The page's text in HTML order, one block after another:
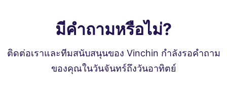
มีคำถามหรือไม่?
ติดต่อเราและทีมสนับสนุนของ Vinchin กำลังรอคำถาม
ของคุณในวันจันทร์ถึงวันอาทิตย์